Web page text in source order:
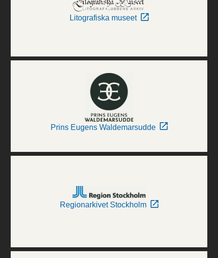
Litografiska museet
Prins Eugens Waldemarsudde
Regionarkivet Stockholm